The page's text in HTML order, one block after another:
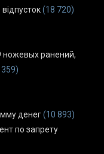
(18 720)
ранений,
денег(10 893)
по запрету